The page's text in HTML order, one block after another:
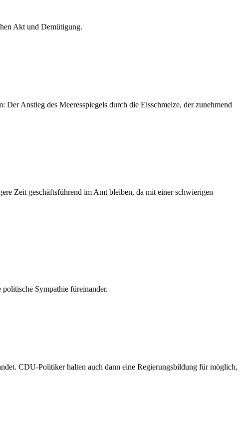
Akt und Demütigung.
Anstieg des Meeresspiegels durch die Eisschmelze, der zunehmend
Zeit geschäftsführend im Amt bleiben, da mit einer schwierigen
Sympathie füreinander.
CDU-Politiker halten auch dann eine Regierungsbildung für möglich,